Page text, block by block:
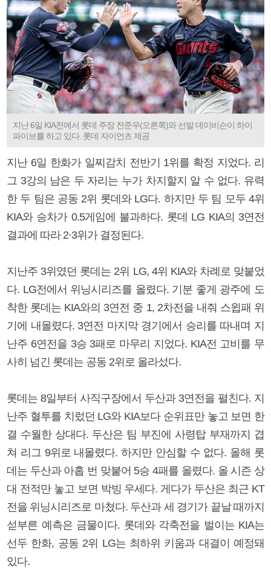
지난 6일 KIA전에서 롯데 주장 전준우(오른쪽)와 선발 데이비슨이 하이
파이브를 하고 있다. 롯데 자이언츠 제공
지난 6일 한화가 일찌감치 전반기 1위를 확정 지었다. 리
그 3강의 남은 두 자리는 누가 차지할지 알 수 없다. 유력
한 두 팀은 공동 2위 롯데와 LG다. 하지만 두 팀 모두 4위
KIA와 승차가 0.5게임에 불과하다. 롯데 LG KIA의 3연전
결과에 따라 2·3위가 결정된다.
지난주 3위였던 롯데는 2위 LG, 4위 KIA와 차례로 맞붙었
다. LG전에서 위닝시리즈를 올렸다. 기분 좋게 광주에 도
착한 롯데는 KIA와의 3연전 중 1, 2차전을 내줘 스윕패 위
기에 내몰렸다. 3연전 마지막 경기에서 승리를 따내며 지
난주 6연전을 3승 3패로 마무리 지었다. KIA전 고비를 무
사히 넘긴 롯데는 공동 2위로 올라섰다.
롯데는 8일부터 사직구장에서 두산과 3연전을 펼친다. 지
난주 혈투를 치렀던 LG와 KIA보다 순위표만 놓고 보면 한
결 수월한 상대다. 두산은 팀 부진에 사령탑 부재까지 겹
쳐 리그 9위로 내몰렸다. 하지만 안심할 수 없다. 올해 롯
데는 두산과 아홉 번 맞붙어 5승 4패를 올렸다. 올 시즌 상
대 전적만 놓고 보면 박빙 우세다. 게다가 두산은 최근 KT
전을 위닝시리즈로 마쳤다. 두산과 세 경기가 끝날 때까지
섣부른 예측은 금물이다. 롯데와 각축전을 벌이는 KIA는
선두 한화, 공동 2위 LG는 최하위 키움과 대결이 예정돼
있다.